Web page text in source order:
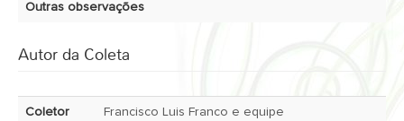
Outras observações
Autor da Coleta
Coletor Francisco Luis Franco e equipe